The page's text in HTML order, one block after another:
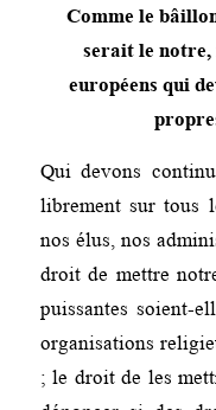
Comme le
serait le
européens qui
Qui devons
librement sur tous
nos élus, nos
droit de mettre
puissantes soient-
organisations
; le droit de les